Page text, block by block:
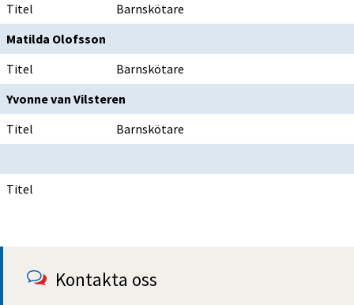
Titel
Barnskötare
Matilda Olofsson
Titel
Barnskötare
Yvonne van Vilsteren
Titel
Barnskötare
Titel
Kontakta oss